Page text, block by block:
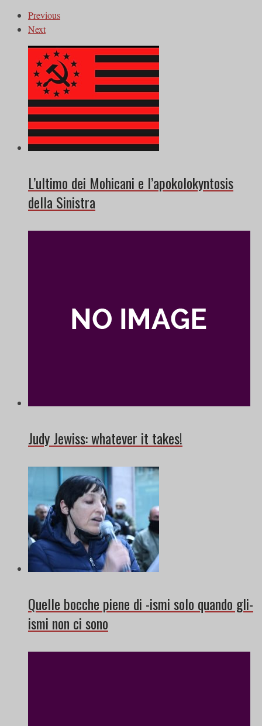
Previous
Next
L’ultimo dei Mohicani e l’apokolokyntosis
della Sinistra
Judy Jewiss: whatever it takes!
Quelle bocche piene di -ismi solo quando gli-
ismi non ci sono